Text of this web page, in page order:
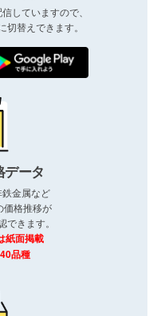
していますので、
替えできます。
データ
金属など
価格推移が
きます。
紙面掲載
品種